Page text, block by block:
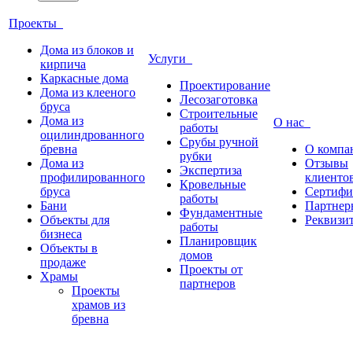
Проекты
Дома из блоков и
кирпича
Каркасные дома
Дома из клееного
бруса
Дома из
оцилиндрованного
бревна
Дома из
профилированного
бруса
Бани
Объекты для
бизнеса
Объекты в
продаже
Храмы
Проекты
храмов из
бревна
Услуги
Проектирование
Лесозаготовка
Строительные
работы
Срубы ручной
рубки
Экспертиза
Кровельные
работы
Фундаментные
работы
Планировщик
домов
Проекты от
партнеров
О нас
О
Отзывы